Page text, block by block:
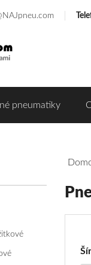
pneumatiky
pre